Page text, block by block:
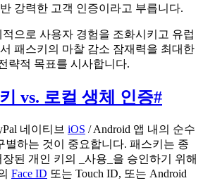
강력한 고객 인증이라고 부릅니다.
으로 사용자 경험을 조화시키고 유럽
패스키의 마찰 감소 잠재력을 최대한
략적 목표를 시사합니다.
vs. 로컬 생체 인증#
네이티브 iOS / Android 앱 내의 순수
별하는 것이 중요합니다. 패스키는 종
된 개인 키의 _사용_을 승인하기 위해
Face ID 또는 Touch ID, 또는 Android